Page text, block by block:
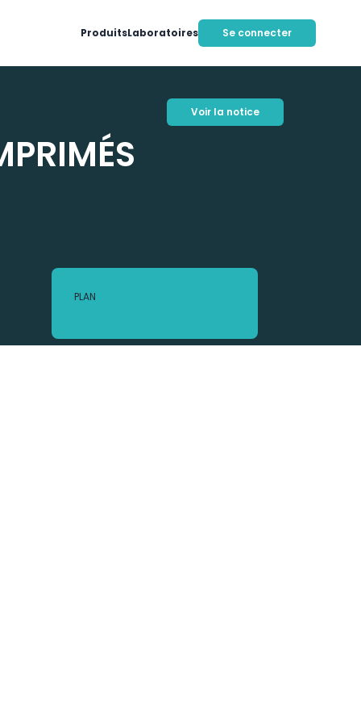
ProduitsLaboratoires Se connecter
Voir la notice
PLAN